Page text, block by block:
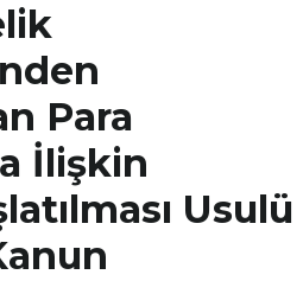
Para
İlişkin
Usulü